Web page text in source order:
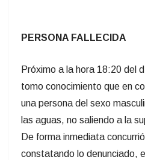
PERSONA FALLECIDA
Próximo a la hora 18:20 del
tomo conocimiento que en
una persona del sexo
las aguas, no saliendo a la
De forma inmediata
constatando lo denunciado,